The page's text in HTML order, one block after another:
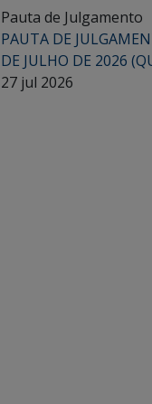
Pauta de Julgamento
PAUTA DE
DE JULHO DE 2026
27 jul 2026